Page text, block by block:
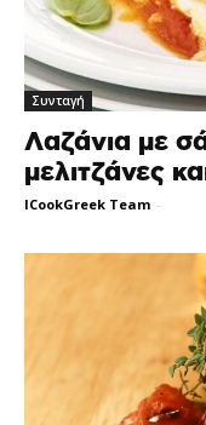
Συνταγή
Λαζάνια με
μελιτζάνες
ICookGreek Team -